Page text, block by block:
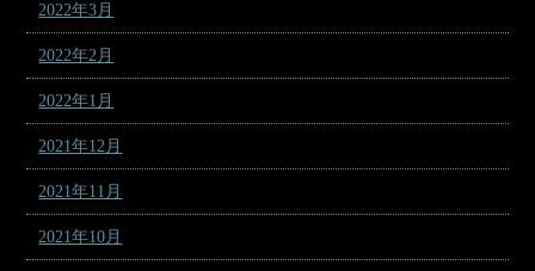
2022年3月
2022年2月
2022年1月
2021年12月
2021年11月
2021年10月